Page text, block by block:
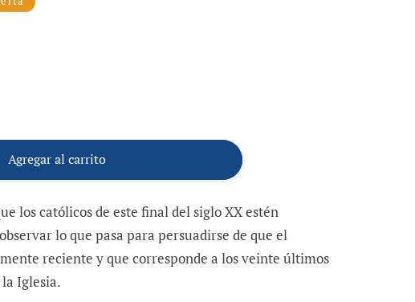
Agregar al carrito
los católicos de este final del siglo XX estén
lo que pasa para persuadirse de que el
reciente y que corresponde a los veinte últimos
Iglesia.